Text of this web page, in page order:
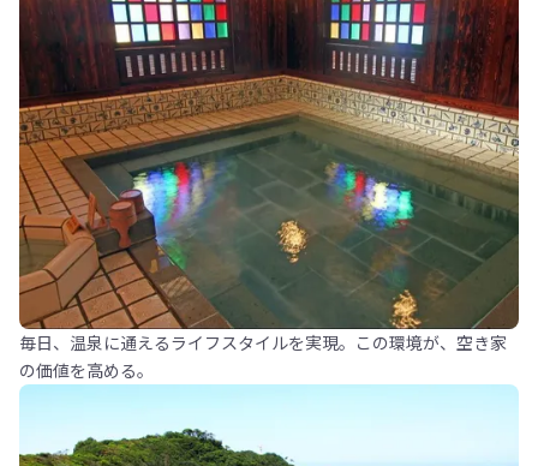
毎日、温泉に通えるライフスタイルを実現。この環境が、空き家
の価値を高める。